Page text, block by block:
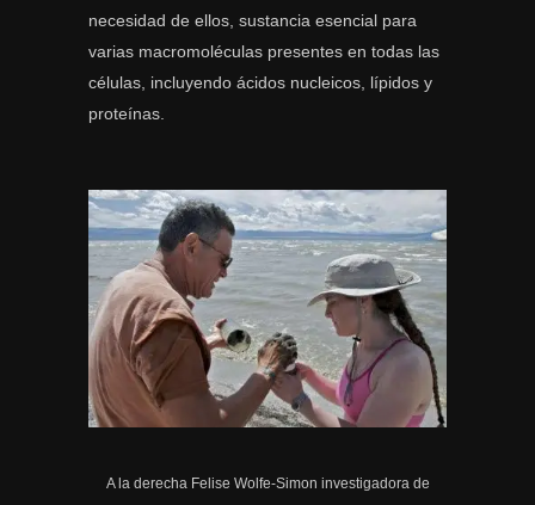
necesidad de ellos, sustancia esencial para
varias macromoléculas presentes en todas las
células, incluyendo ácidos nucleicos, lípidos y
proteínas.
A la derecha Felise Wolfe-Simon investigadora de